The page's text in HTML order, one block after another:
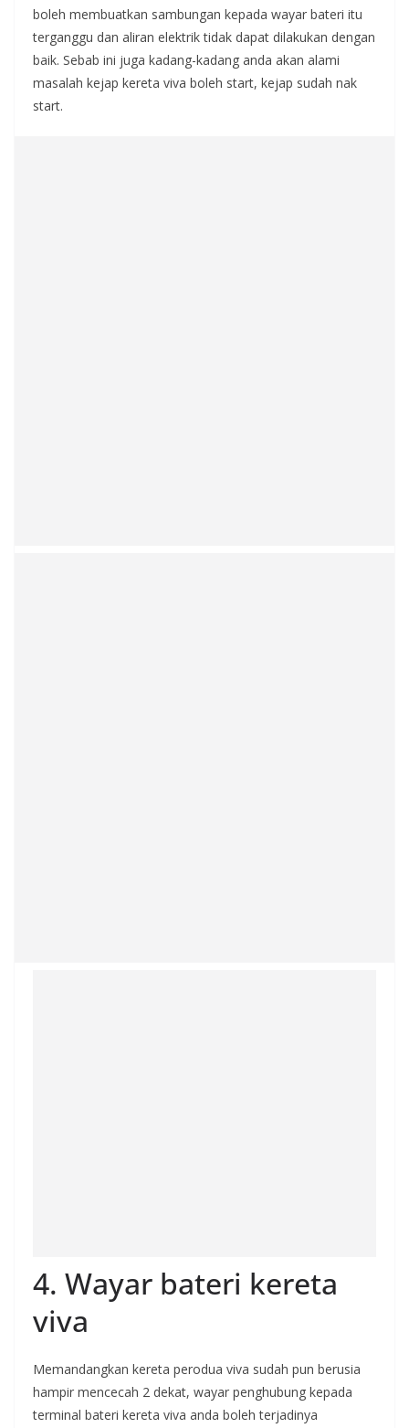
boleh membuatkan sambungan kepada wayar bateri itu
terganggu dan aliran elektrik tidak dapat dilakukan dengan
baik. Sebab ini juga kadang-kadang anda akan alami
masalah kejap kereta viva boleh start, kejap sudah nak
start.
4. Wayar bateri kereta
viva
Memandangkan kereta perodua viva sudah pun berusia
hampir mencecah 2 dekat, wayar penghubung kepada
terminal bateri kereta viva anda boleh terjadinya